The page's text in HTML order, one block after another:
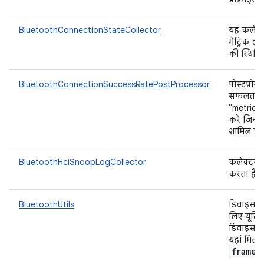
BluetoothConnectionStateCollector
यह
मेट्रिक
की
BluetoothConnectionSuccessRatePostProcessor
सफलता
"metric-
करें जिनमें
शामिल
BluetoothHciSnoopLogCollector
कलेक्टर,
करता है
BluetoothUtils
डिवाइस
लिए
डिवाइस
यहां मिल